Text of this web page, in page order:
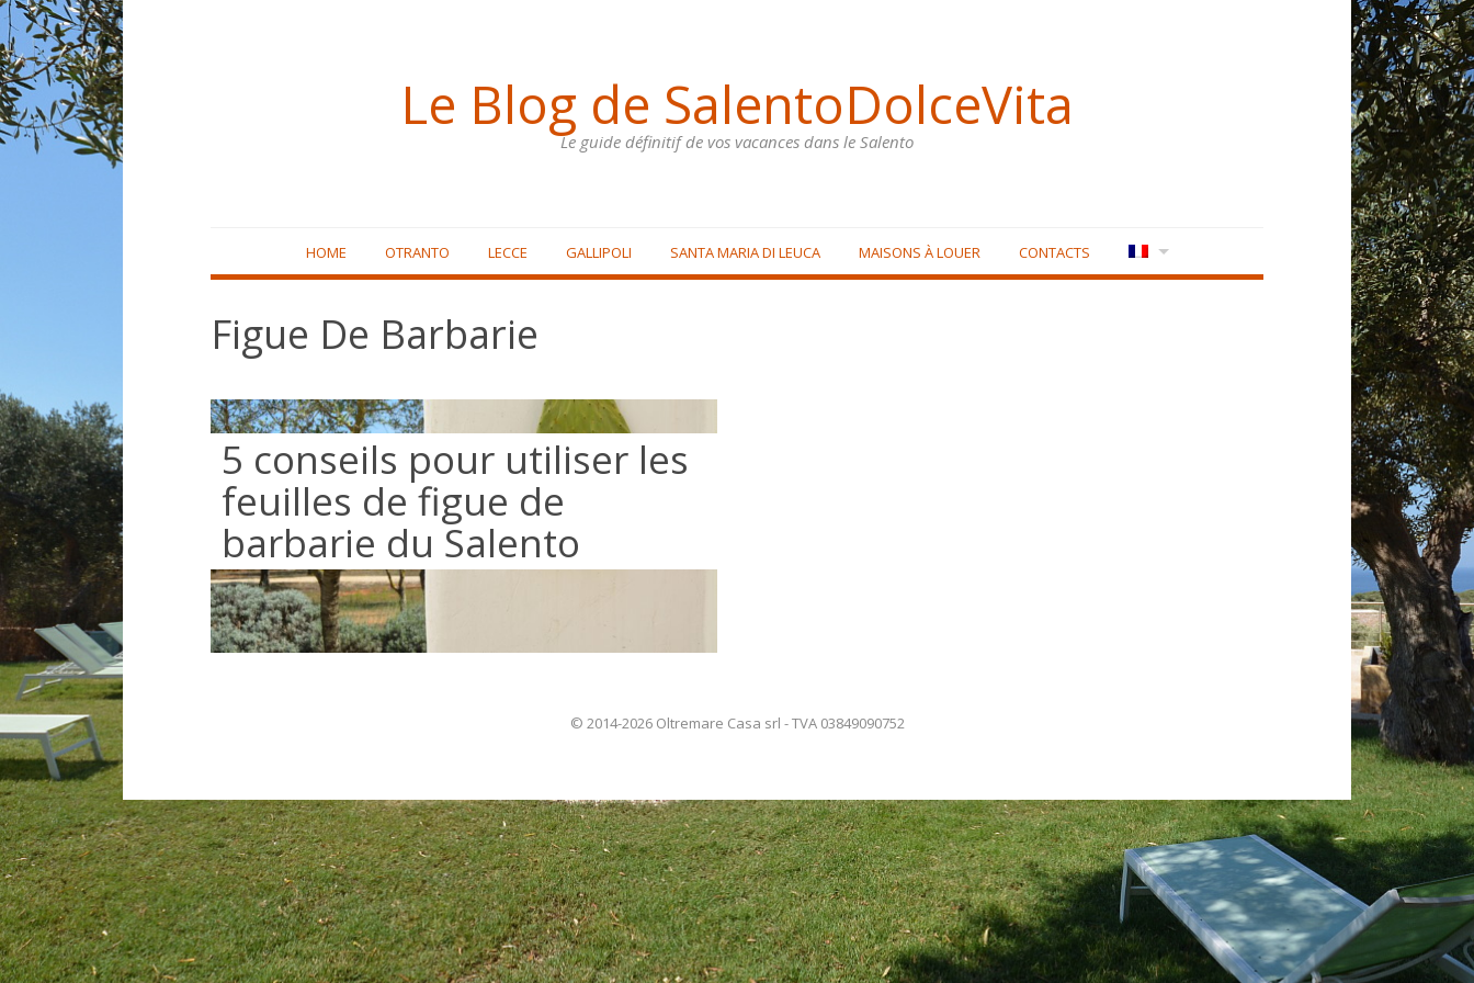
Le Blog de SalentoDolceVita
Le guide définitif de vos vacances dans le Salento
content
HOME OTRANTO LECCE GALLIPOLI SANTA MARIA DI LEUCA MAISONS À LOUER CONTACTS
Figue De Barbarie
5 conseils pour utiliser les
feuilles de figue de
barbarie du Salento
© 2014-2026 Oltremare Casa srl - TVA 03849090752